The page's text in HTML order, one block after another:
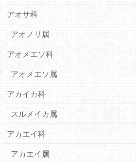
アオサ科
アオノリ属
アオメエソ科
アオメエソ属
アカイカ科
スルメイカ属
アカエイ科
アカエイ属